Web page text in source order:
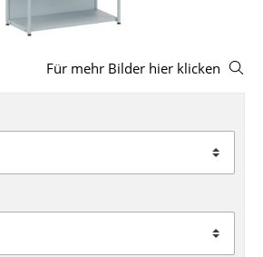
Für mehr Bilder hier klicken